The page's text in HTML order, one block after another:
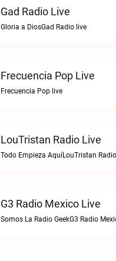
Gad Radio Live
Gloria a DiosGad Radio live
Frecuencia Pop Live
Frecuencia Pop live
LouTristan Radio Live
Todo Empieza AquíLouTristan
G3 Radio Mexico Live
Somos La Radio GeekG3 Radio